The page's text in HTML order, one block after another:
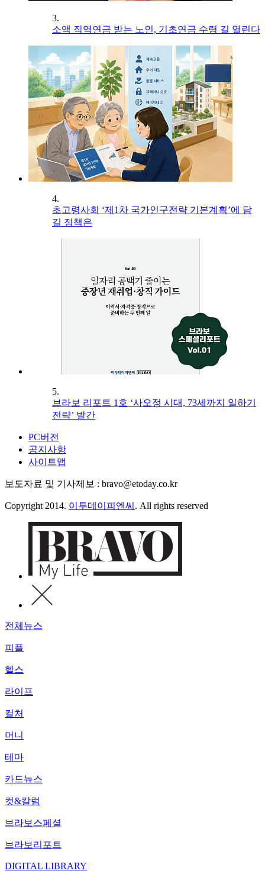
3.
소액 직역연금 받는 노인, 기초연금 수령 길 열린다
4.
초고령사회 ‘제1차 국가인구전략 기본계획’에 담
길 정책은
5.
브라보 리포트 1호 ‘사오정 시대, 73세까지 일하기
전략’ 발간
PC버전
공지사항
사이트맵
보도자료 및 기사제보 : bravo@etoday.co.kr
Copyright 2014. 이투데이피엔씨 . All rights reserved
전체뉴스
피플
헬스
라이프
컬처
머니
테마
카드뉴스
컷&칼럼
브라보스페셜
브라보리포트
DIGITAL LIBRARY